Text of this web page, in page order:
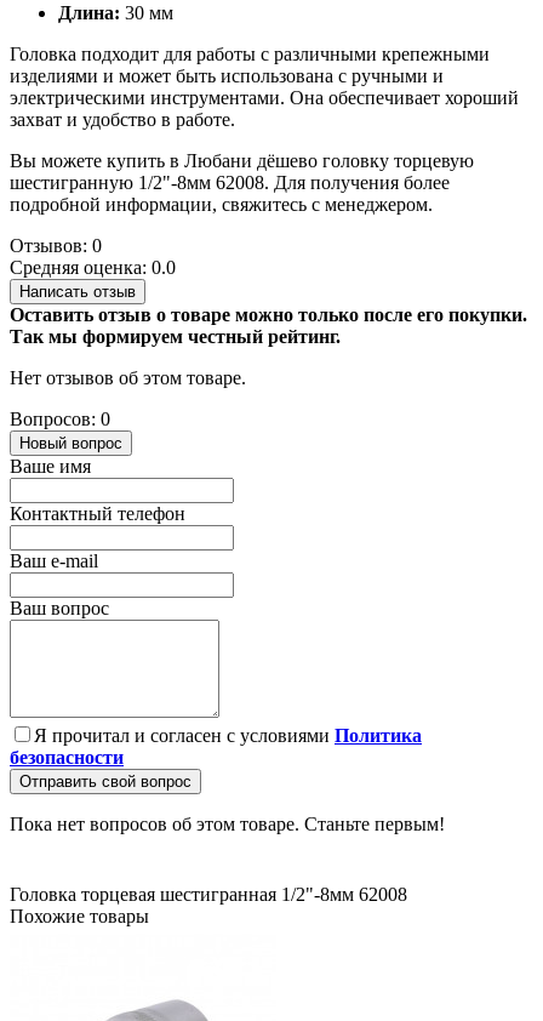
Длина: 30 мм
Головка подходит для работы с различными крепежными
изделиями и может быть использована с ручными и
электрическими инструментами. Она обеспечивает хороший
захват и удобство в работе.
Вы можете купить в Любани дёшево головку торцевую
шестигранную 1/2"-8мм 62008. Для получения более
подробной информации, свяжитесь с менеджером.
Отзывов: 0
Средняя оценка: 0.0
Написать отзыв
Оставить отзыв о товаре можно только после его покупки.
Так мы формируем честный рейтинг.
Нет отзывов об этом товаре.
Вопросов: 0
Новый вопрос
Ваше имя
Контактный телефон
Ваш e-mail
Ваш вопрос
Я прочитал и согласен с условиями Политика
безопасности
Отправить свой вопрос
Пока нет вопросов об этом товаре. Станьте первым!
Головка торцевая шестигранная 1/2"-8мм 62008
Похожие товары